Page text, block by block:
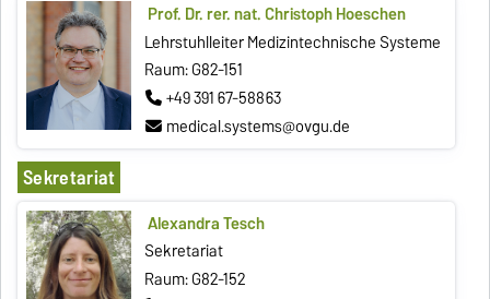
Prof. Dr. rer. nat. Christoph Hoeschen
Lehrstuhlleiter Medizintechnische Systeme
Raum: G82-151
+49 391 67-58863
medical.systems@ovgu.de
Sekretariat
Alexandra Tesch
Sekretariat
Raum: G82-152